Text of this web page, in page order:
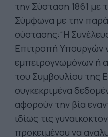
την Σύσταση 1861 με
Σύμφωνα με την
σύστασης:“H
Επιτροπή Υπουργών
εμπειρογνωμόνων ή
του Συμβουλίου της
συγκεκριμένα
αφορούν την βία
ιδίως τις
προκειμένου να